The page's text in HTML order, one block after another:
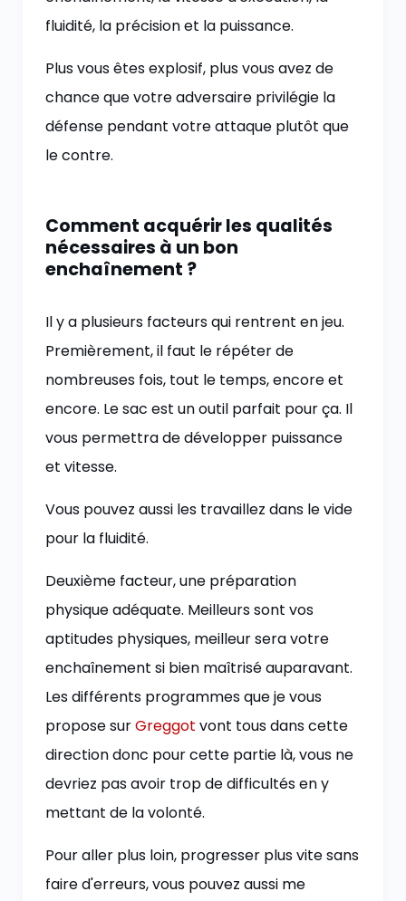
fluidité, la précision et la puissance.
Plus vous êtes explosif, plus vous avez de
chance que votre adversaire privilégie la
défense pendant votre attaque plutôt que
le contre.
Comment acquérir les qualités
nécessaires à un bon
enchaînement ?
Il y a plusieurs facteurs qui rentrent en jeu.
Premièrement, il faut le répéter de
nombreuses fois, tout le temps, encore et
encore. Le sac est un outil parfait pour ça. Il
vous permettra de développer puissance
et vitesse.
Vous pouvez aussi les travaillez dans le vide
pour la fluidité.
Deuxième facteur, une préparation
physique adéquate. Meilleurs sont vos
aptitudes physiques, meilleur sera votre
enchaînement si bien maîtrisé auparavant.
Les différents programmes que je vous
propose surGreggot vont tous dans cette
direction donc pour cette partie là, vous ne
devriez pas avoir trop de difficultés en y
mettant de la volonté.
Pour aller plus loin, progresser plus vite sans
faire d'erreurs, vous pouvez aussi me